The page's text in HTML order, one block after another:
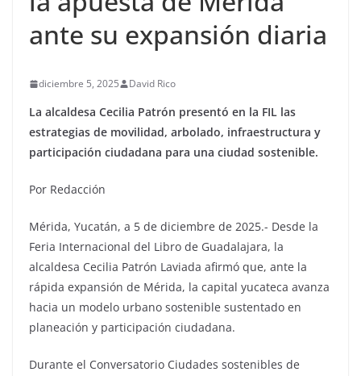
ante su expansión diaria
diciembre 5, 2025 David Rico
La alcaldesa Cecilia Patrón presentó en la FIL las
estrategias de movilidad, arbolado, infraestructura y
participación ciudadana para una ciudad sostenible.
Por Redacción
Mérida, Yucatán, a 5 de diciembre de 2025.- Desde la
Feria Internacional del Libro de Guadalajara, la
alcaldesa Cecilia Patrón Laviada afirmó que, ante la
rápida expansión de Mérida, la capital yucateca avanza
hacia un modelo urbano sostenible sustentado en
planeación y participación ciudadana.
Durante el Conversatorio Ciudades sostenibles de